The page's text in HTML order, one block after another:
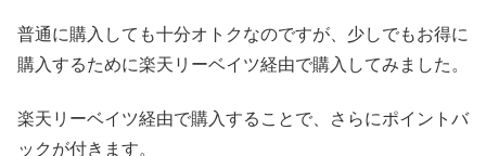
普通に購入しても十分オトクなのですが、少しでもお得に
購入するために楽天リーベイツ経由で購入してみました。
楽天リーベイツ経由で購入することで、さらにポイントバ
ックが付きます。